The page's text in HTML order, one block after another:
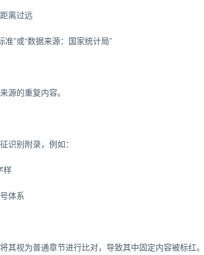
离过远
准”或“数据来源：国家统计局”
源的重复内容。
识别附录，例如：
样
体系
其视为普通章节进行比对，导致其中固定内容被标红。